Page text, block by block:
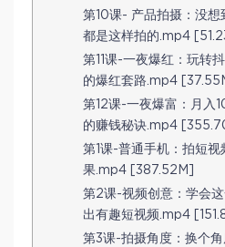
第10课- 产品拍摄：没
都是这样拍的.mp4
第11课-一夜爆红：玩转
的爆红套路.mp4
第12课-一夜爆富：月入
的赚钱秘诀.mp4
第1课-普通手机：拍短
果.mp4 [387.52M]
第2课-视频创意：学会
出有趣短视频.mp4
第3课-拍摄角度：换个